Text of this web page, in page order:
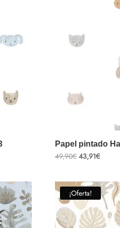
Papel pintado
49,90€ El
precio
49,90€.
43,91€El
43,91€.
¡Oferta!